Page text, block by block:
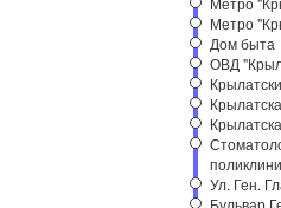
Метро
Дом быта
ОВД
Ул. Ген.
Бульвар